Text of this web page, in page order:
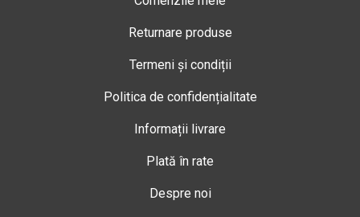
Returnare produse
Termeni și condiții
Politica de confidențialitate
Informații livrare
Plată în rate
Despre noi